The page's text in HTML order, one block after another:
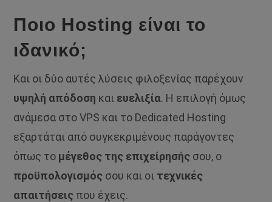
Ποιο Hosting είναι το
ιδανικό;
Και οι δύο αυτές λύσεις φιλοξενίας παρέχουν
υψηλή απόδοση και ευελιξία. Η επιλογή όμως
ανάμεσα στο VPS και το Dedicated Hosting
εξαρτάται από συγκεκριμένους παράγοντες
όπως το μέγεθος της επιχείρησήςσου, ο
προϋπολογισμόςσου και οι τεχνικές
απαιτήσειςπου έχεις.